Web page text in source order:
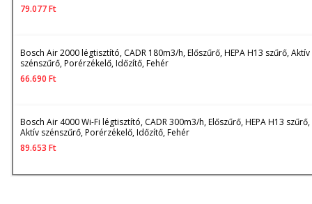
79.077Ft
Bosch Air 2000 légtisztító, CADR 180m3/h, Előszűrő, HEPA H13 szűrő, Aktív
szénszűrő, Porérzékelő, Időzítő, Fehér
66.690 Ft
Bosch Air 4000 Wi-Fi légtisztító, CADR 300m3/h, Előszűrő, HEPA H13 szűrő,
Aktív szénszűrő, Porérzékelő, Időzítő, Fehér
89.653 Ft